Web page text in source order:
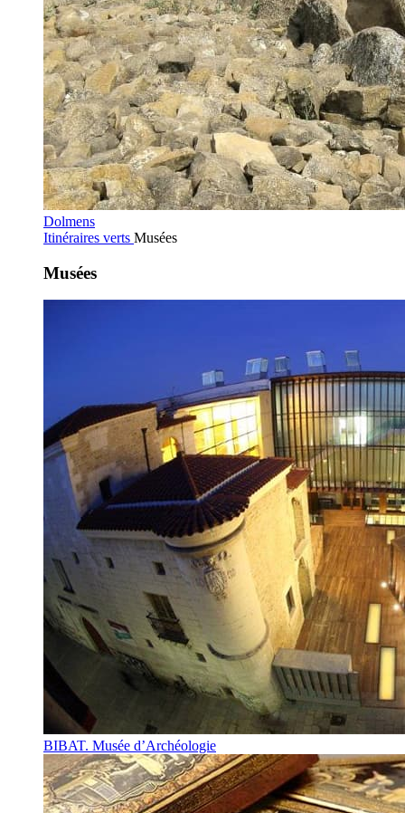
Dolmens
Itinéraires verts Musées
Musées
BIBAT. Musée d’Archéologie